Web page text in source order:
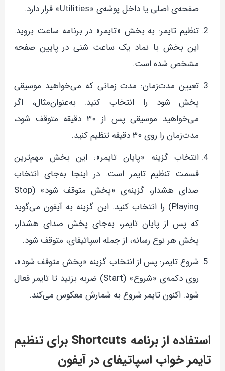
صفحه‌ی اصلی یا داخل پوشه‌ی «Utilities» قرار دارد.
تنظیم تایمر: به بخش «تایمر» در برنامه ساعت بروید.
این بخش با نماد یک ساعت شنی در پایین صفحه
مشخص شده است.
تعیین مدت‌زمان: مدت زمانی که می‌خواهید موسیقی
پخش شود را انتخاب کنید. به‌عنوان‌مثال، اگر
می‌خواهید موسیقی پس از ۳۰ دقیقه متوقف شود،
مدت‌زمان را روی ۳۰ دقیقه تنظیم کنید.
انتخاب گزینه «پایان تایمر»: این بخش مهم‌ترین
قسمت تنظیم تایمر است. در اینجا به‌جای انتخاب
صدای هشدار، گزینه‌ی «پخش متوقف شود» (Stop
Playing) را انتخاب کنید. این گزینه به آیفون می‌گوید
که پس از پایان تایمر، به‌جای پخش صدای هشدار،
پخش هر نوع رسانه، از جمله اسپاتیفای، متوقف شود.
شروع تایمر: پس از انتخاب گزینه «پخش متوقف شود»،
روی دکمه‌ی «شروع» (Start) ضربه بزنید تا تایمر فعال
شود. اکنون تایمر شروع به شمارش معکوس می‌کند.
استفاده از برنامه Shortcuts برای تنظیم
تایمر خواب اسپاتیفای در آیفون